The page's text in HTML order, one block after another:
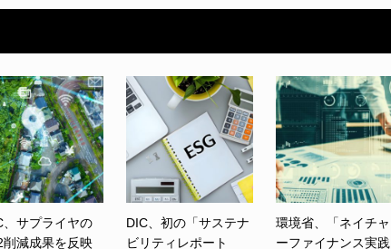
、サプライヤの
削減成果を反映
DIC、初の「サステナ
ビリティレポート
環境省、「ネイチャ
ーファイナンス実践